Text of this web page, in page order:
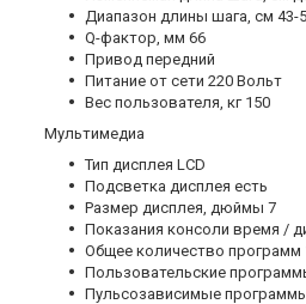
Диапазон длины шага, см 43-
Q-фактор, мм 66
Привод передний
Питание от сети 220 Вольт
Вес пользователя, кг 150
Мультимедиа
Тип дисплея LCD
Подсветка дисплея есть
Размер дисплея, дюймы 7
Показания консоли время /
Общее количество программ
Пользовательские
Пульсозависимые